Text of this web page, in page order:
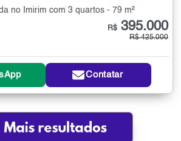
no Imirim com 3 quartos - 79 m²
R$ 395.000
R$ 425.000
Contatar